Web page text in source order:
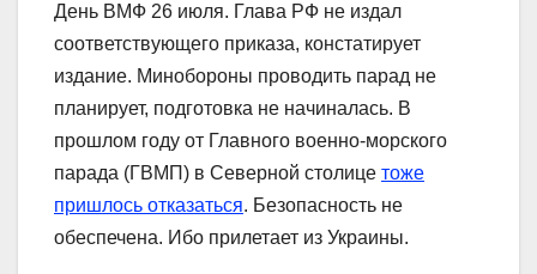
День ВМФ 26 июля. Глава РФ не издал
соответствующего приказа, констатирует
издание. Минобороны проводить парад не
планирует, подготовка не начиналась. В
прошлом году от Главного военно-морского
парада (ГВМП) в Северной столице тоже
пришлось отказаться. Безопасность не
обеспечена. Ибо прилетает из Украины.